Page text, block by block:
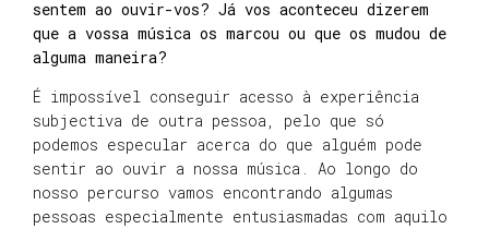
sentem ao ouvir-vos? Já vos aconteceu dizerem
que a vossa música os marcou ou que os mudou de
alguma maneira?
É impossível conseguir acesso à experiência
subjectiva de outra pessoa, pelo que só
podemos especular acerca do que alguém pode
sentir ao ouvir a nossa música. Ao longo do
nosso percurso vamos encontrando algumas
pessoas especialmente entusiasmadas com aquilo